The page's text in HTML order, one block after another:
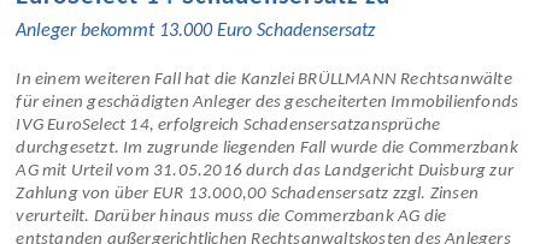
In einem weiteren Fall hat die Kanzlei BRÜLLMANN Rechts­anwälte
für einen geschädigten Anleger des gescheiterten Immobilien­fonds
IVG EuroSelect 14, erfolgreich Schadens­ersatz­ansprüche
durchgesetzt. Im zugrunde liegenden Fall wurde die Commerzbank
AG mit Urteil vom 31.05.2016 durch das Landgericht Duisburg zur
Zahlung von über EUR 13.000,00 Schadens­ersatz zzgl. Zinsen
verurteilt. Darüber hinaus muss die Commerzbank AG die